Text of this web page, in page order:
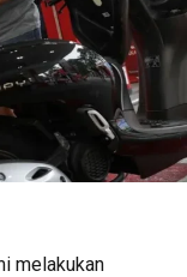
melakukan